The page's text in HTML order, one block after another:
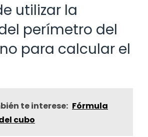
utilizar la
perímetro del
para calcular el
te interese: Fórmula
cubo